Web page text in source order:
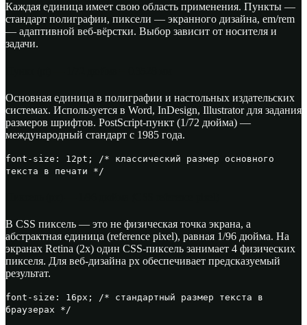
Каждая единица имеет свою область применения. Пункты —
стандарт полиграфии, пиксели — экранного дизайна, em/rem
— адаптивной веб-вёрстки. Выбор зависит от носителя и
задачи.
Основная единица в полиграфии и настольных издательских
системах. Используется в Word, InDesign, Illustrator для задания
размеров шрифтов. PostScript-пункт (1/72 дюйма) —
международный стандарт с 1985 года.
font-size: 12pt; /* классический размер основного
текста в печати */
В CSS пиксель — это не физическая точка экрана, а
абстрактная единица (reference pixel), равная 1/96 дюйма. На
экранах Retina (2x) один CSS-пиксель занимает 4 физических
пикселя. Для веб-дизайна px обеспечивает предсказуемый
результат.
font-size: 16px; /* стандартный размер текста в
браузерах */